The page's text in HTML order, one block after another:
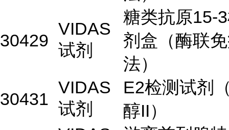
30429
VIDAS
试剂
糖类抗原15-
剂盒（酶联
法）
30431
VIDAS
试剂
E2检测试剂
醇II）